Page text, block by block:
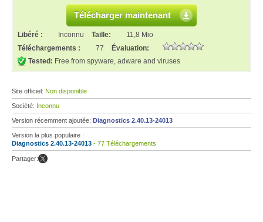
Télécharger maintenant
Libéré : Inconnu Taille:
11,8 Mio
Téléchargements :
77
Évaluation:
Tested: Free from spyware, adware and viruses
Site officiel: Non disponible
Société: Inconnu
Version récemment ajoutée: Diagnostics 2.40.13-24013
Version la plus populaire :
Diagnostics 2.40.13-24013 - 77 Téléchargements
Partager: